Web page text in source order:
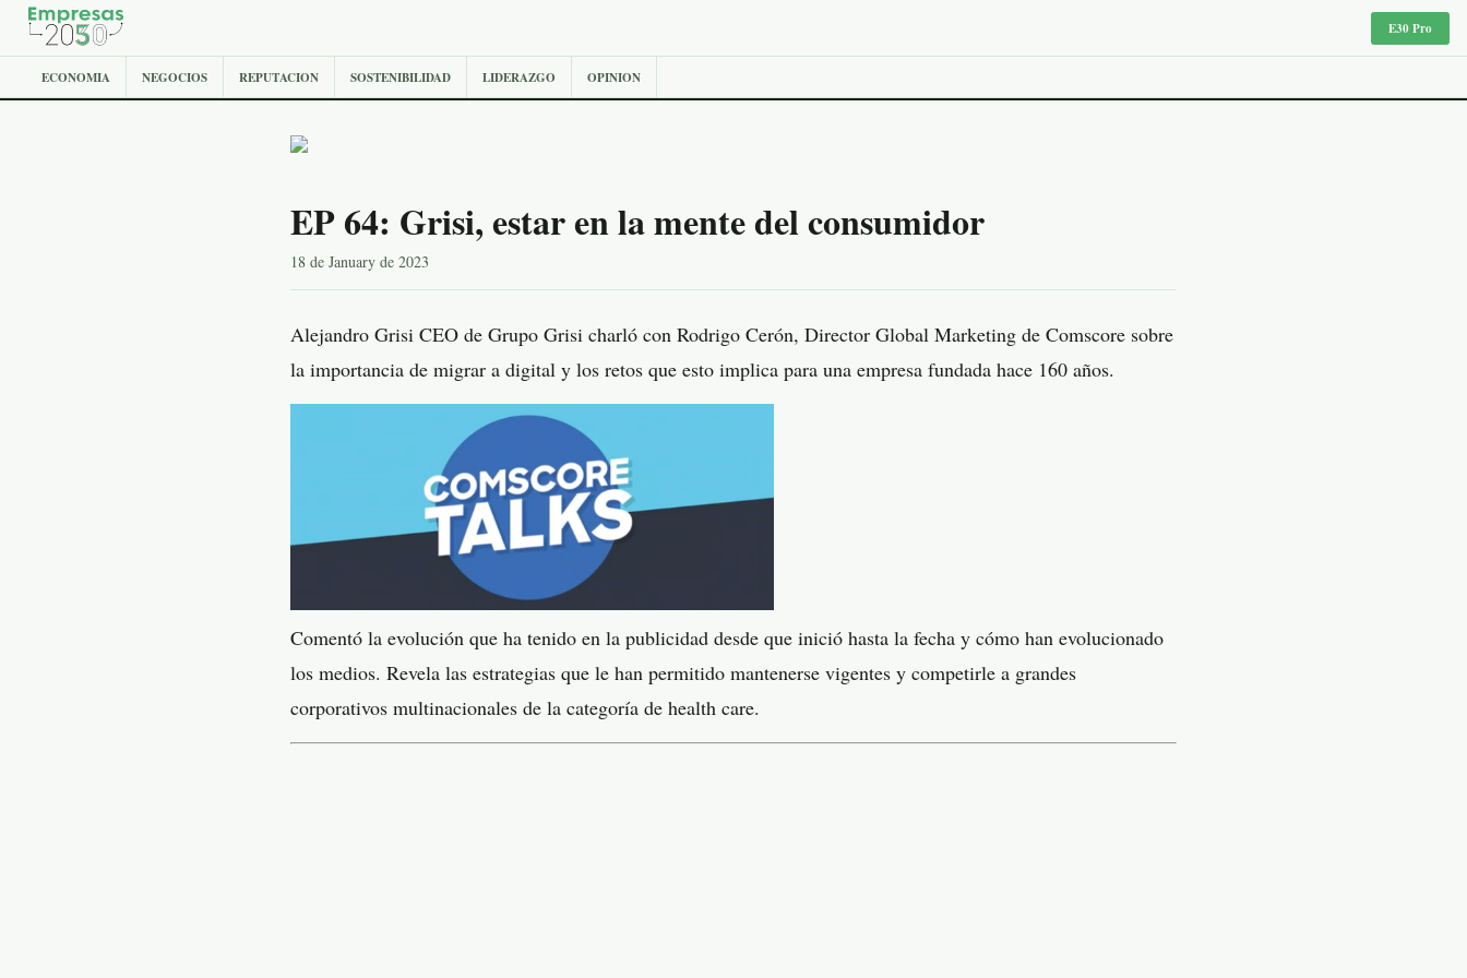
E30 Pro
ECONOMIA NEGOCIOS REPUTACION SOSTENIBILIDAD LIDERAZGO OPINION
EP 64: Grisi, estar en la mente del consumidor
18 de January de 2023
Alejandro Grisi CEO de Grupo Grisi charló con Rodrigo Cerón, Director Global Marketing de Comscore sobre
la importancia de migrar a digital y los retos que esto implica para una empresa fundada hace 160 años.
Comentó la evolución que ha tenido en la publicidad desde que inició hasta la fecha y cómo han evolucionado
los medios. Revela las estrategias que le han permitido mantenerse vigentes y competirle a grandes
corporativos multinacionales de la categoría de health care.